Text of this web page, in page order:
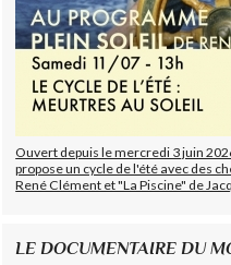
Ouvert depuis le mercredi 3 juin
propose un cycle de l'été avec des
René Clément et "La Piscine" de
LE DOCUMENTAIRE DU